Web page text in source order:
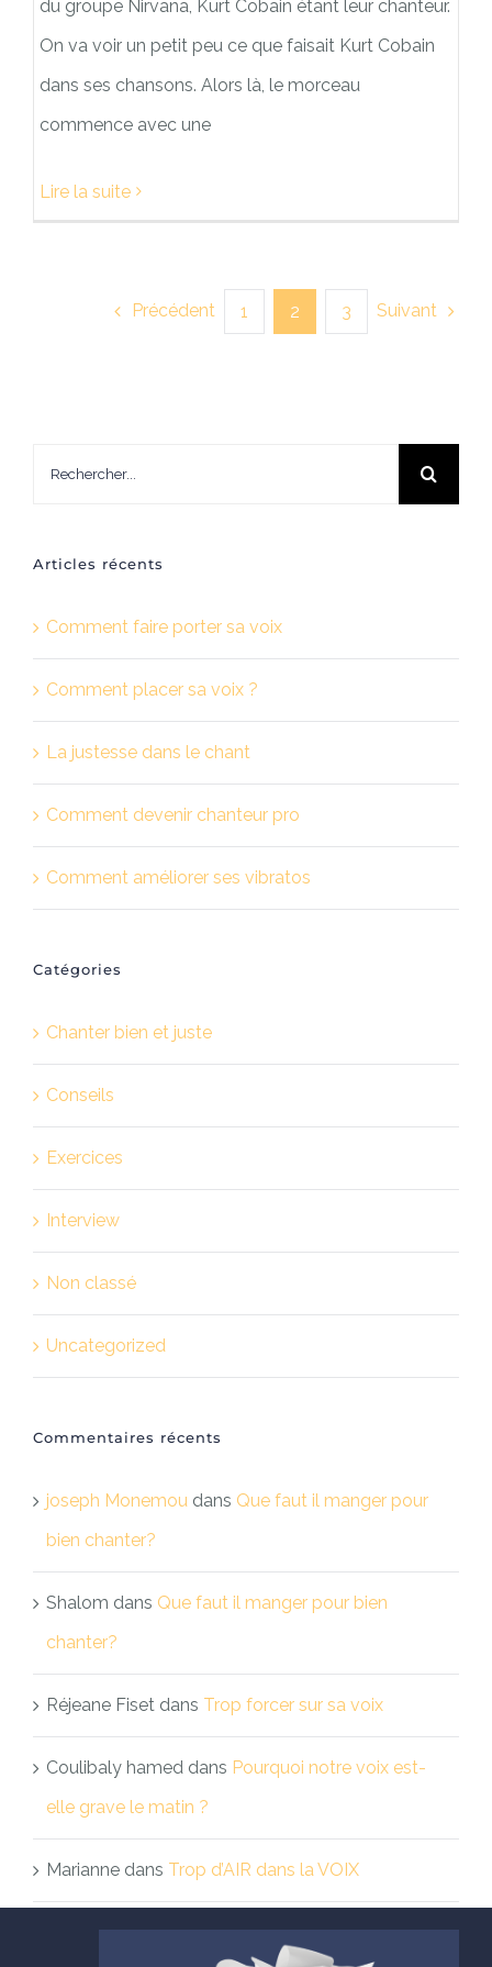
du groupe Nirvana, Kurt Cobain étant leur chanteur.
On va voir un petit peu ce que faisait Kurt Cobain
dans ses chansons. Alors là, le morceau
commence avec une
Lire la suite
Précédent 1 2 3 Suivant
Articles récents
Comment faire porter sa voix
Comment placer sa voix ?
La justesse dans le chant
Comment devenir chanteur pro
Comment améliorer ses vibratos
Catégories
Chanter bien et juste
Conseils
Exercices
Interview
Non classé
Uncategorized
Commentaires récents
joseph Monemou dans Que faut il manger pour
bien chanter?
Shalom dans Que faut il manger pour bien
chanter?
Réjeane Fiset dans Trop forcer sur sa voix
Coulibaly hamed dans Pourquoi notre voix est-
elle grave le matin ?
Marianne dans Trop d’AIR dans la VOIX